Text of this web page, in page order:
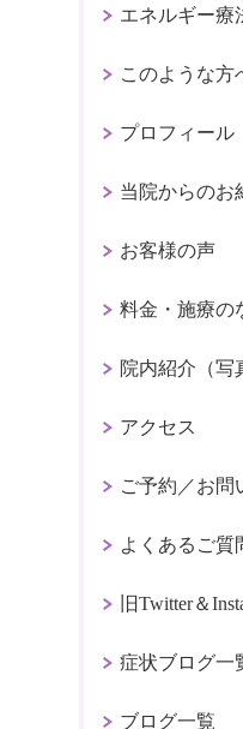
エネルギー療
このような方
プロフィール
当院からのお
お客様の声
料金・施療の
院内紹介（写
アクセス
ご予約／お問
よくあるご質
旧Twitter＆
症状ブログ一
ブログ一覧